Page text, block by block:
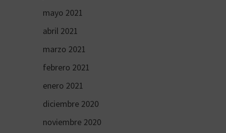
mayo 2021
abril 2021
marzo 2021
febrero 2021
enero 2021
diciembre 2020
noviembre 2020